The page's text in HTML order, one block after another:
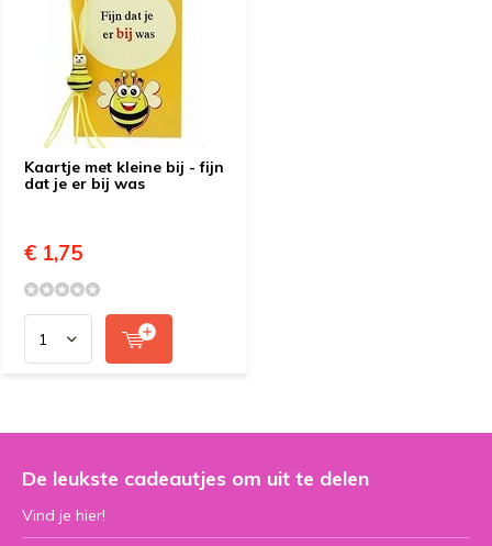
Kaartje met kleine bij - fijn
dat je er bij was
€ 1,75
De leukste cadeautjes om uit te delen
Vind je hier!